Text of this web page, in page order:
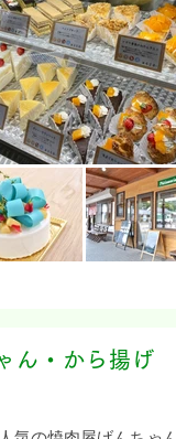
ん・から揚げ